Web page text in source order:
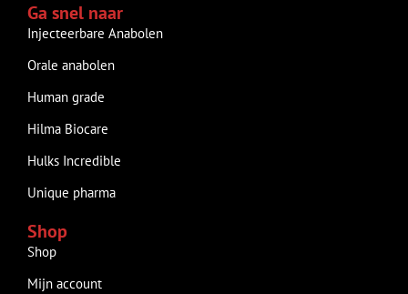
Ga snel naar
Injecteerbare Anabolen
Orale anabolen
Human grade
Hilma Biocare
Hulks Incredible
Unique pharma
Shop
Shop
Mijn account